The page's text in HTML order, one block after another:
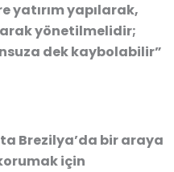
yatırım yapılarak,
yönetilmelidir;
dek kaybolabilir”
Brezilya’da bir araya
için